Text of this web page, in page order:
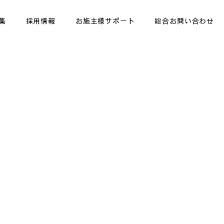
採用情報 お施主様サポート 総合お問い合わせ